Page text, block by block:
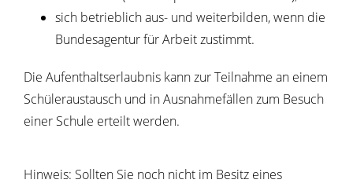
sich betrieblich aus- und weiterbilden, wenn die
Bundesagentur für Arbeit zustimmt.
Die Aufenthaltserlaubnis kann zur Teilnahme an einem
Schüleraustausch und in Ausnahmefällen zum Besuch
einer Schule erteilt werden.
Hinweis: Sollten Sie noch nicht im Besitz eines